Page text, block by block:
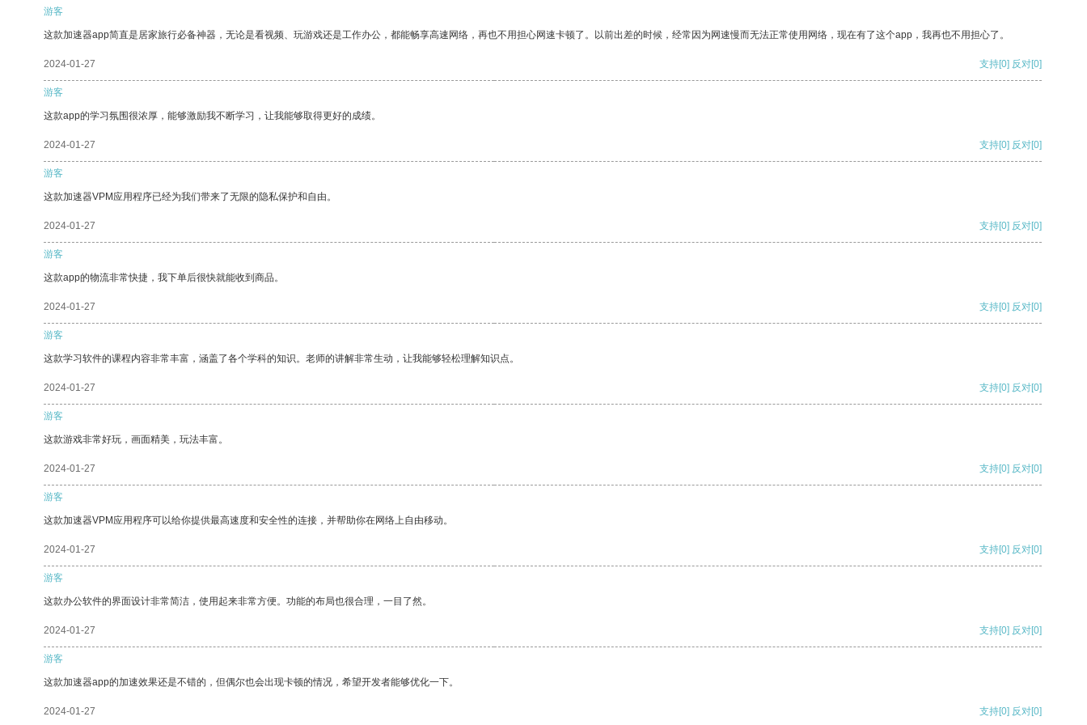
游客
这款加速器app简直是居家旅行必备神器，无论是看视频、玩游戏还是工作办公，都能畅享高速网络，再也不用担心网速卡顿了。以前出差的时候，经常因为网速慢而无法正常使用网络，现在有了这个app，我再也不用担心了。
2024-01-27 支持[0] 反对[0]
游客
这款app的学习氛围很浓厚，能够激励我不断学习，让我能够取得更好的成绩。
2024-01-27 支持[0] 反对[0]
游客
这款加速器VPM应用程序已经为我们带来了无限的隐私保护和自由。
2024-01-27 支持[0] 反对[0]
游客
这款app的物流非常快捷，我下单后很快就能收到商品。
2024-01-27 支持[0] 反对[0]
游客
这款学习软件的课程内容非常丰富，涵盖了各个学科的知识。老师的讲解非常生动，让我能够轻松理解知识点。
2024-01-27 支持[0] 反对[0]
游客
这款游戏非常好玩，画面精美，玩法丰富。
2024-01-27 支持[0] 反对[0]
游客
这款加速器VPM应用程序可以给你提供最高速度和安全性的连接，并帮助你在网络上自由移动。
2024-01-27 支持[0] 反对[0]
游客
这款办公软件的界面设计非常简洁，使用起来非常方便。功能的布局也很合理，一目了然。
2024-01-27 支持[0] 反对[0]
游客
这款加速器app的加速效果还是不错的，但偶尔也会出现卡顿的情况，希望开发者能够优化一下。
2024-01-27 支持[0] 反对[0]